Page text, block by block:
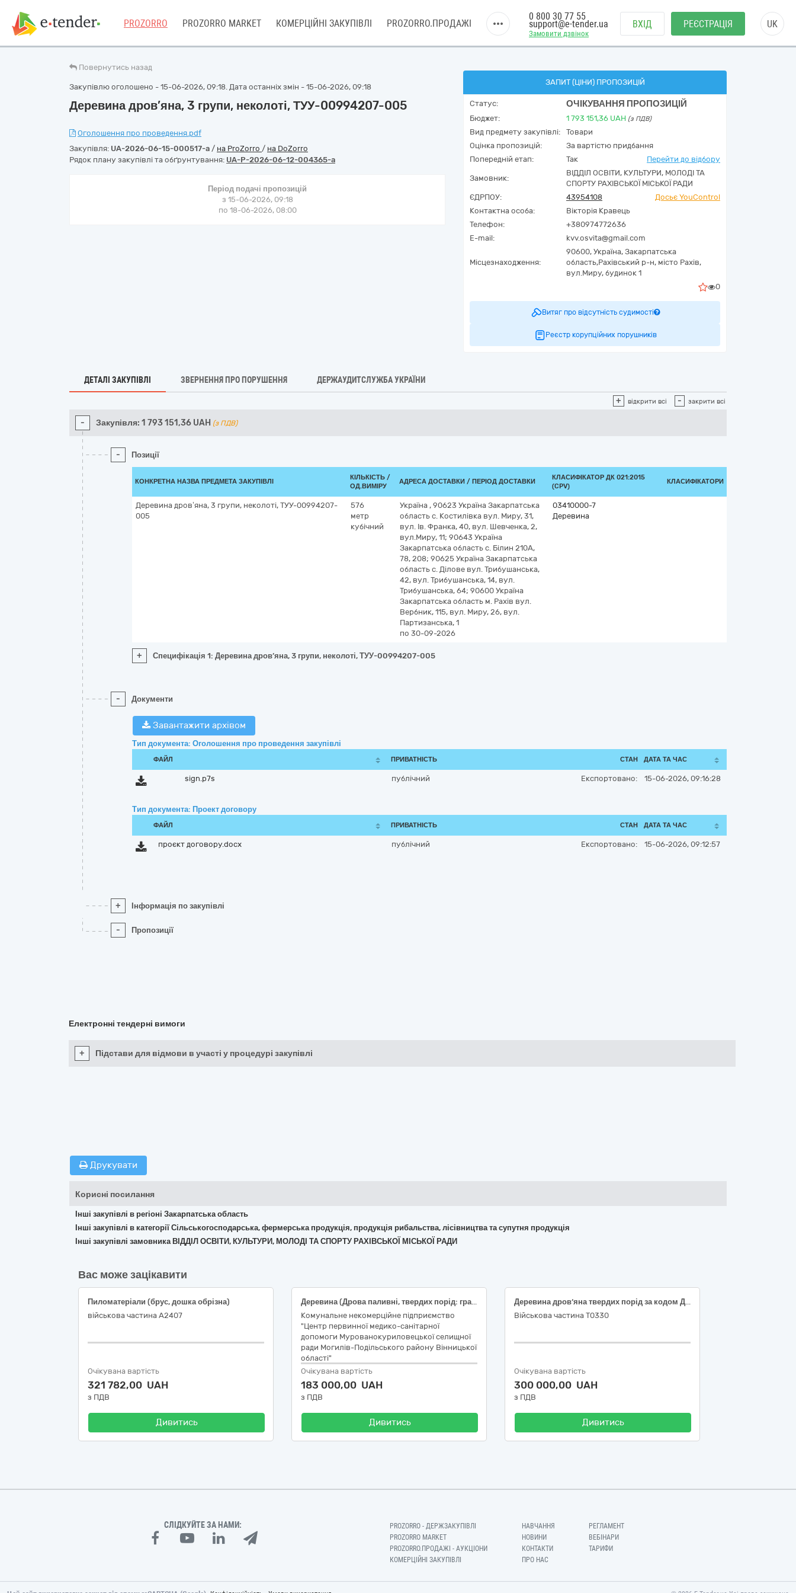
PROZORRO PROZORRO MARKET КОМЕРЦІЙНІ ЗАКУПІВЛІ PROZORRO.ПРОДАЖІ
Замовити дзвінок
0 800 30 77 55
support@e-tender.ua ВХІД РЕЄСТРАЦІЯ UK
Повернутись назад
Закупівлю оголошено - 15-06-2026, 09:18. Дата останніх змін - 15-06-2026, 09:18
Деревина дров’яна, 3 групи, неколоті, ТУУ-00994207-005
Оголошення про проведення.pdf
Закупівля: UA-2026-06-15-000517-a / на ProZorro / на DoZorro
Рядок плану закупівлі та обґрунтування: UA-P-2026-06-12-004365-a
Період подачі пропозицій
з 15-06-2026, 09:18
по 18-06-2026, 08:00
ЗАПИТ (ЦІНИ) ПРОПОЗИЦІЙ
Статус: ОЧІКУВАННЯ ПРОПОЗИЦІЙ
Бюджет: 1 793 151,36 UAH (з ПДВ)
Вид предмету закупівлі:
Товари
Оцінка пропозицій:
За вартістю придбання
Попередній етап:
Так Перейти до відбору
Замовник:
ВІДДІЛ ОСВІТИ, КУЛЬТУРИ, МОЛОДІ ТА
СПОРТУ РАХІВСЬКОЇ МІСЬКОЇ РАДИ
ЄДРПОУ:
43954108
Досьє YouControl
Контактна особа:
Вікторія Кравець
Телефон:
+380974772636
E-mail:
kvv.osvita@gmail.com
Місцезнаходження:
90600, Україна, Закарпатська
область,Рахівський р-н, місто Рахів,
вул.Миру, будинок 1
0
Витяг про відсутність судимості
Реєстр корупційних порушників
ДЕТАЛІ ЗАКУПІВЛІ ЗВЕРНЕННЯ ПРО ПОРУШЕННЯ ДЕРЖАУДИТСЛУЖБА УКРАЇНИ
+ відкрити всі - закрити всі
- Закупівля: 1 793 151,36 UAH (з ПДВ)
- Позиції
КОНКРЕТНА НАЗВА ПРЕДМЕТА ЗАКУПІВЛІ
КІЛЬКІСТЬ /
ОД.ВИМІРУ
АДРЕСА ДОСТАВКИ / ПЕРІОД ДОСТАВКИ
КЛАСИФІКАТОР ДК 021:2015
(CPV)
КЛАСИФІКАТОРИ
Деревина дров’яна, 3 групи, неколоті, ТУУ-00994207-
005
576
метр
кубічний
Україна , 90623 Україна Закарпатська
область с. Костилівка вул. Миру, 31,
вул. Ів. Франка, 40, вул. Шевченка, 2,
вул.Миру, 11; 90643 Україна
Закарпатська область с. Білин 210А,
78, 208; 90625 Україна Закарпатська
область с. Ділове вул. Трибушанська,
42, вул. Трибушанська, 14, вул.
Трибушанська, 64; 90600 Україна
Закарпатська область м. Рахів вул.
Вербник, 115, вул. Миру, 26, вул.
Партизанська, 1
по 30-09-2026
03410000-7
Деревина
+ Специфікація 1: Деревина дров’яна, 3 групи, неколоті, ТУУ-00994207-005
- Документи
Завантажити архівом
Тип документа: Оголошення про проведення закупівлі
ФАЙЛ ПРИВАТНІСТЬ СТАН ДАТА ТА ЧАС
sign.p7s публічний Експортовано: 15-06-2026, 09:16:28
Тип документа: Проект договору
ФАЙЛ ПРИВАТНІСТЬ СТАН ДАТА ТА ЧАС
проєкт договору.docx публічний Експортовано: 15-06-2026, 09:12:57
+ Інформація по закупівлі
- Пропозиції
Електронні тендерні вимоги
+ Підстави для відмови в участі у процедурі закупівлі
Друкувати
Корисні посилання
Інші закупівлі в регіоні Закарпатська область
Інші закупівлі в категорії Сільськогосподарська, фермерська продукція, продукція рибальства, лісівництва та супутня продукція
Інші закупівлі замовника ВІДДІЛ ОСВІТИ, КУЛЬТУРИ, МОЛОДІ ТА СПОРТУ РАХІВСЬКОЇ МІСЬКОЇ РАДИ
Вас може зацікавити
Пиломатеріали (брус, дошка обрізна)
військова частина А2407
Очікувана вартість
321 782,00 UAH
з ПДВ
Дивитись
Деревина (Дрова паливні, твердих порід: граб, ясен, дуб)
Комунальне некомерційне підприємство
"Центр первинної медико-санітарної
допомоги Мурованокуриловецької селищної
ради Могилів-Подільського району Вінницької
області"
Очікувана вартість
183 000,00 UAH
з ПДВ
Дивитись
Деревина дров‘яна твердих порід за кодом ДК 021:2015:03410000-7 Деревина
Військова частина Т0330
Очікувана вартість
300 000,00 UAH
з ПДВ
Дивитись
СЛІДКУЙТЕ ЗА НАМИ:
PROZORRO - ДЕРЖЗАКУПІВЛІ
PROZORRO MARKET
PROZORRO.ПРОДАЖІ - АУКЦІОНИ
КОМЕРЦІЙНІ ЗАКУПІВЛІ
НАВЧАННЯ
НОВИНИ
КОНТАКТИ
ПРО НАС
РЕГЛАМЕНТ
ВЕБІНАРИ
ТАРИФИ